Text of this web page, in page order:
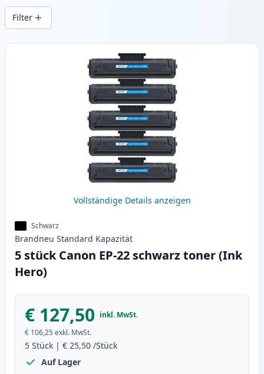
Druckqualität und schnellem Versand aus
lokalem Lager in .
Filter
Produkte
Vollständige Details anzeigen
Schwarz
Brandneu Standard Kapazität
5 stück Canon EP-22 schwarz toner (Ink
Hero)
€ 127,50 inkl. MwSt.
€ 106,25 exkl. MwSt.
5 Stück | € 25,50 /Stück
Auf Lager